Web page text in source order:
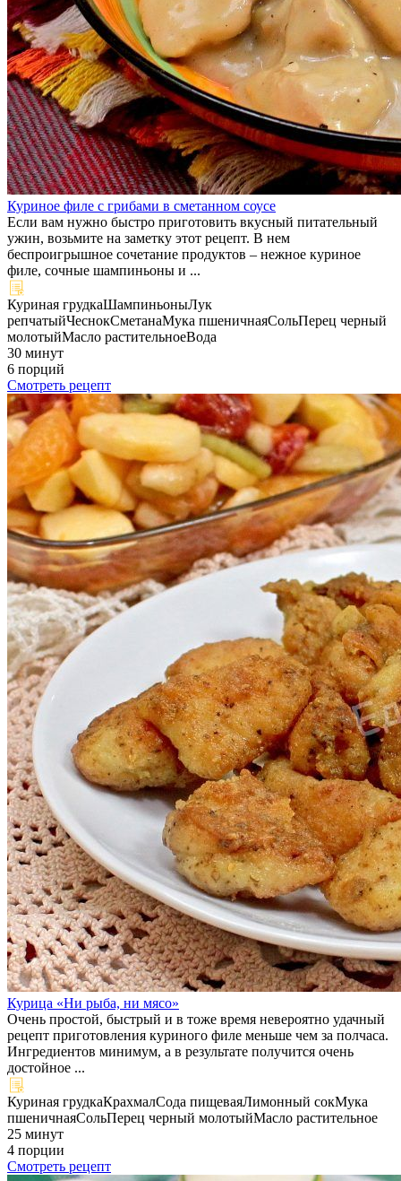
Куриное филе с грибами в сметанном соусе
Если вам нужно быстро приготовить вкусный питательный
ужин, возьмите на заметку этот рецепт. В нем
беспроигрышное сочетание продуктов – нежное куриное
филе, сочные шампиньоны и ...
Куриная грудкаШампиньоныЛук
репчатыйЧеснокСметанаМука пшеничнаяСольПерец черный
молотыйМасло растительноеВода
30 минут
6 порций
Смотреть рецепт
Курица «Ни рыба, ни мясо»
Очень простой, быстрый и в тоже время невероятно удачный
рецепт приготовления куриного филе меньше чем за полчаса.
Ингредиентов минимум, а в результате получится очень
достойное ...
Куриная грудкаКрахмалСода пищеваяЛимонный сокМука
пшеничнаяСольПерец черный молотыйМасло растительное
25 минут
4 порции
Смотреть рецепт